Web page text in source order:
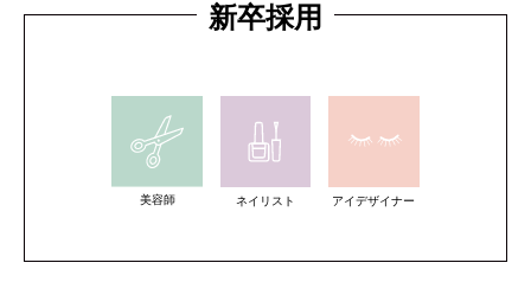
新卒採用
美容師 ネイリスト アイデザイナー